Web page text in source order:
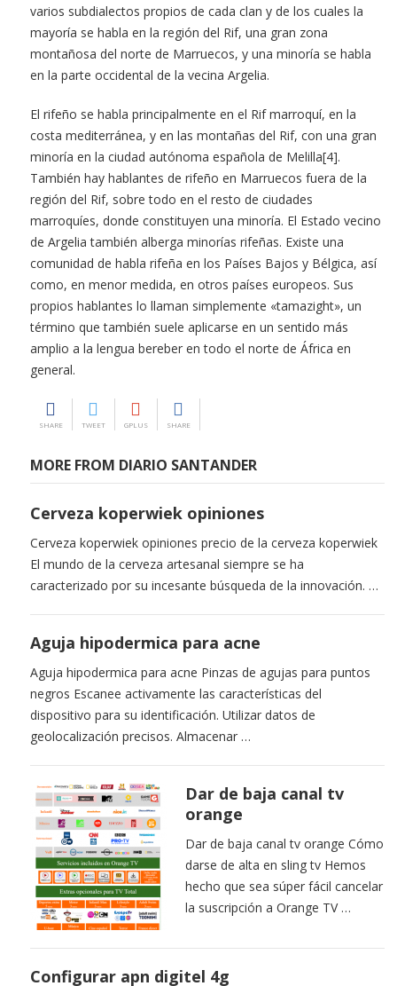
varios subdialectos propios de cada clan y de los cuales la
mayoría se habla en la región del Rif, una gran zona
montañosa del norte de Marruecos, y una minoría se habla
en la parte occidental de la vecina Argelia.
El rifeño se habla principalmente en el Rif marroquí, en la
costa mediterránea, y en las montañas del Rif, con una gran
minoría en la ciudad autónoma española de Melilla[4].
También hay hablantes de rifeño en Marruecos fuera de la
región del Rif, sobre todo en el resto de ciudades
marroquíes, donde constituyen una minoría. El Estado vecino
de Argelia también alberga minorías rifeñas. Existe una
comunidad de habla rifeña en los Países Bajos y Bélgica, así
como, en menor medida, en otros países europeos. Sus
propios hablantes lo llaman simplemente «tamazight», un
término que también suele aplicarse en un sentido más
amplio a la lengua bereber en todo el norte de África en
general.
SHARE TWEET GPLUS SHARE
MORE FROM DIARIO SANTANDER
Cerveza koperwiek opiniones
Cerveza koperwiek opiniones precio de la cerveza koperwiek
El mundo de la cerveza artesanal siempre se ha
caracterizado por su incesante búsqueda de la innovación. …
Aguja hipodermica para acne
Aguja hipodermica para acne Pinzas de agujas para puntos
negros Escanee activamente las características del
dispositivo para su identificación. Utilizar datos de
geolocalización precisos. Almacenar …
Dar de baja canal tv
orange
Dar de baja canal tv orange Cómo
darse de alta en sling tv Hemos
hecho que sea súper fácil cancelar
la suscripción a Orange TV …
Configurar apn digitel 4g